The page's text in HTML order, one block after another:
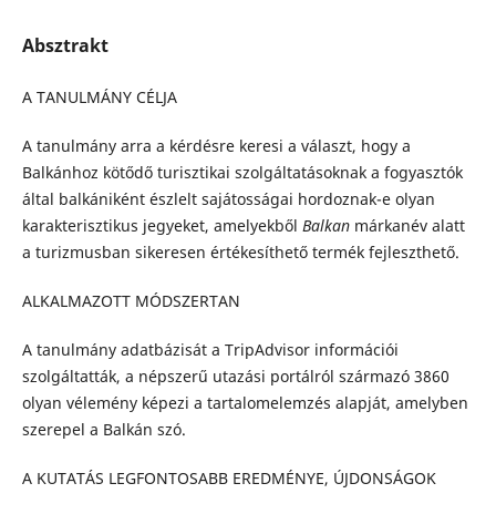
Absztrakt
A TANULMÁNY CÉLJA
A tanulmány arra a kérdésre keresi a választ, hogy a
Balkánhoz kötődő turisztikai szolgáltatásoknak a fogyasztók
által balkániként észlelt sajátosságai hordoznak-e olyan
karakterisztikus jegyeket, amelyekből Balkan márkanév alatt
a turizmusban sikeresen értékesíthető termék fejleszthető.
ALKALMAZOTT MÓDSZERTAN
A tanulmány adatbázisát a TripAdvisor információi
szolgáltatták, a népszerű utazási portálról származó 3860
olyan vélemény képezi a tartalomelemzés alapját, amelyben
szerepel a Balkán szó.
A KUTATÁS LEGFONTOSABB EREDMÉNYE, ÚJDONSÁGOK